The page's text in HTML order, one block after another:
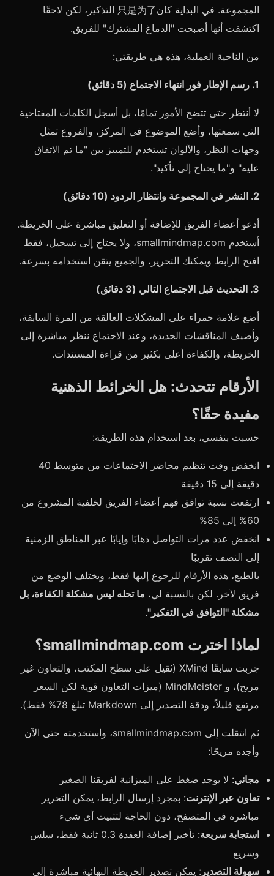
المجموعة. في البداية كان只是为了 التذكير، لكن لاحقًا
اكتشفت أنها أصبحت "الدماغ المشترك" للفريق.
من الناحية العملية، هذه هي طريقتي:
1. رسم الإطار فور انتهاء الاجتماع (5 دقائق)
لا أنتظر حتى تتضح الأمور تمامًا، بل أسجل الكلمات المفتاحية
التي سمعتها، وأضع الموضوع في المركز، والفروع تمثل
وجهات النظر، والألوان تستخدم للتمييز بين "ما تم الاتفاق
عليه" و"ما يحتاج إلى تأكيد".
2. النشر في المجموعة وانتظار الردود (10 دقائق)
أدعو أعضاء الفريق للإضافة أو التعليق مباشرة على الخريطة.
أستخدم smallmindmap.com، ولا يحتاج إلى تسجيل، فقط
افتح الرابط ويمكنك التحرير، والجميع يتقن استخدامه بسرعة.
3. التحديث قبل الاجتماع التالي (3 دقائق)
أضع علامة حمراء على المشكلات العالقة من المرة السابقة،
وأضيف المناقشات الجديدة، وعند الاجتماع ننظر مباشرة إلى
الخريطة، والكفاءة أعلى بكثير من قراءة المستندات.
الأرقام تتحدث: هل الخرائط الذهنية
مفيدة حقًا؟
حسبت بنفسي، بعد استخدام هذه الطريقة:
انخفض وقت تنظيم محاضر الاجتماعات من متوسط 40
دقيقة إلى 15 دقيقة
ارتفعت نسبة توافق فهم أعضاء الفريق لخلفية المشروع من
60% إلى 85%
انخفض عدد مرات التواصل ذهابًا وإيابًا عبر المناطق الزمنية
إلى النصف تقريبًا
بالطبع، هذه الأرقام للرجوع إليها فقط، ويختلف الوضع من
فريق لآخر. لكن بالنسبة لي، ما تحله ليس مشكلة الكفاءة، بل
مشكلة "التوافق في التفكير".
لماذا اخترت smallmindmap.com؟
جربت سابقًا XMind (ثقيل على سطح المكتب، والتعاون غير
مريح)، و MindMeister (ميزات التعاون قوية لكن السعر
مرتفع قليلاً، ودقة التصدير إلى Markdown تبلغ 78% فقط).
ثم انتقلت إلى smallmindmap.com، واستخدمته حتى الآن
وأجده مريحًا:
مجاني: لا يوجد ضغط على الميزانية لفريقنا الصغير
تعاون عبر الإنترنت: بمجرد إرسال الرابط، يمكن التحرير
مباشرة في المتصفح، دون الحاجة لتثبيت أي شيء
استجابة سريعة
: تأخير إضافة العقدة 0.3 ثانية فقط، سلس
وسريع
سهولة التصدير : يمكن تصدير الخريطة النهائية مباشرة إلى